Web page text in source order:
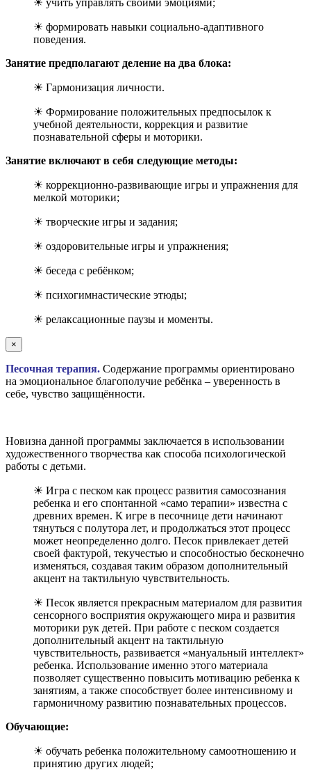
☀ формировать навыки социально-адаптивного
поведения.
Занятие предполагают деление на два блока:
☀ Гармонизация личности.
☀ Формирование положительных предпосылок к
учебной деятельности, коррекция и развитие
познавательной сферы и моторики.
Занятие включают в себя следующие методы:
☀ коррекционно-развивающие игры и упражнения для
мелкой моторики;
☀ творческие игры и задания;
☀ оздоровительные игры и упражнения;
☀ беседа с ребёнком;
☀ психогимнастические этюды;
☀ релаксационные паузы и моменты.
×
Песочная терапия. Содержание программы ориентировано
на эмоциональное благополучие ребёнка – уверенность в
себе, чувство защищённости.
Новизна данной программы заключается в использовании
художественного творчества как способа психологической
работы с детьми.
☀ Игра с песком как процесс развития самосознания
ребенка и его спонтанной «само терапии» известна с
древних времен. К игре в песочнице дети начинают
тянуться с полутора лет, и продолжаться этот процесс
может неопределенно долго. Песок привлекает детей
своей фактурой, текучестью и способностью бесконечно
изменяться, создавая таким образом дополнительный
акцент на тактильную чувствительность.
☀ Песок является прекрасным материалом для развития
сенсорного восприятия окружающего мира и развития
моторики рук детей. При работе с песком создается
дополнительный акцент на тактильную
чувствительность, развивается «мануальный интеллект»
ребенка. Использование именно этого материала
позволяет существенно повысить мотивацию ребенка к
занятиям, а также способствует более интенсивному и
гармоничному развитию познавательных процессов.
Обучающие:
☀ обучать ребенка положительному самоотношению и
принятию других людей;